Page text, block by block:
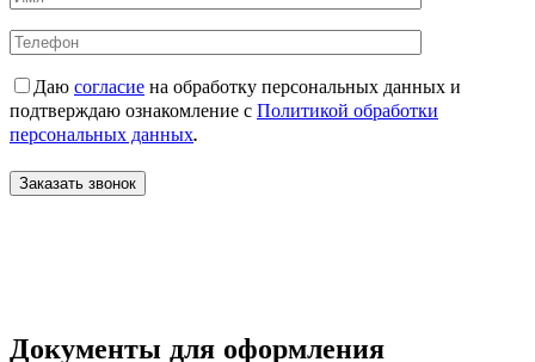
Даю согласие на обработку персональных данных и
подтверждаю ознакомление с Политикой обработки
персональных данных.
Документы для оформления